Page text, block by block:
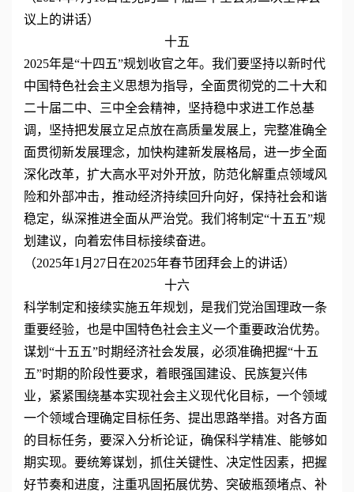
议上的讲话）
十五
2025年是“十四五”规划收官之年。我们要坚持以新时代
中国特色社会主义思想为指导，全面贯彻党的二十大和
二十届二中、三中全会精神，坚持稳中求进工作总基
调，坚持把发展立足点放在高质量发展上，完整准确全
面贯彻新发展理念，加快构建新发展格局，进一步全面
深化改革，扩大高水平对外开放，防范化解重点领域风
险和外部冲击，推动经济持续回升向好，保持社会和谐
稳定，纵深推进全面从严治党。我们将制定“十五五”规
划建议，向着宏伟目标接续奋进。
（2025年1月27日在2025年春节团拜会上的讲话）
十六
科学制定和接续实施五年规划，是我们党治国理政一条
重要经验，也是中国特色社会主义一个重要政治优势。
谋划“十五五”时期经济社会发展，必须准确把握“十五
五”时期的阶段性要求，着眼强国建设、民族复兴伟
业，紧紧围绕基本实现社会主义现代化目标，一个领域
一个领域合理确定目标任务、提出思路举措。对各方面
的目标任务，要深入分析论证，确保科学精准、能够如
期实现。要统筹谋划，抓住关键性、决定性因素，把握
好节奏和进度，注重巩固拓展优势、突破瓶颈堵点、补